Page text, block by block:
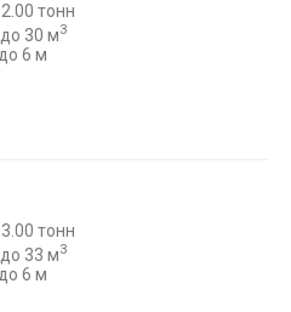
тонн
до 30 м3
до 6 м
тонн
до 33 м3
до 6 м